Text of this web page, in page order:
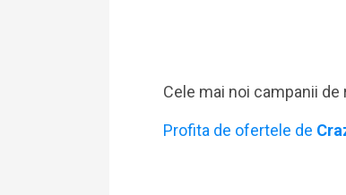
Cele mai noi campanii
Profita de ofertele de